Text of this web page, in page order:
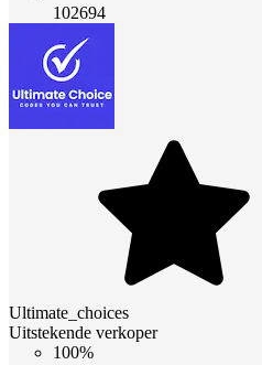
102694
Ultimate_choices
Uitstekende verkoper
100%